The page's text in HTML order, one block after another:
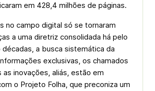
em 428,4 milhões de páginas.
no campo digital só se tornaram
a uma diretriz consolidada há pelo
a busca sistemática da
exclusivas, os chamados
as inovações, aliás, estão em
o Projeto Folha, que preconiza um